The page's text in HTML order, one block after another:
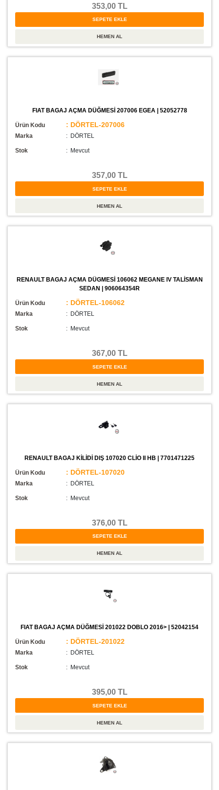
353,00 TL
FIAT BAGAJ AÇMA DÜĞMESİ 207006 EGEA | 52052778
Ürün Kodu : DÖRTEL-207006
Marka : DÖRTEL
Stok : Mevcut
357,00 TL
RENAULT BAGAJ AÇMA DÜGMESİ 106062 MEGANE IV TALİSMAN
SEDAN | 906064354R
Ürün Kodu : DÖRTEL-106062
Marka : DÖRTEL
Stok : Mevcut
367,00 TL
RENAULT BAGAJ KİLİDİ DIŞ 107020 CLİO II HB | 7701471225
Ürün Kodu : DÖRTEL-107020
Marka : DÖRTEL
Stok : Mevcut
376,00 TL
FIAT BAGAJ AÇMA DÜĞMESİ 201022 DOBLO 2016> | 52042154
Ürün Kodu : DÖRTEL-201022
Marka : DÖRTEL
Stok : Mevcut
395,00 TL